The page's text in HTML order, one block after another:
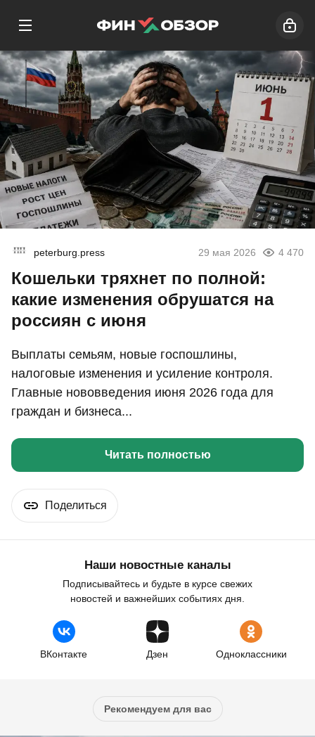
peterburg.press 29 мая 2026 4 470
Кошельки тряхнет по полной:
какие изменения обрушатся на
россиян с июня
Выплаты семьям, новые госпошлины,
налоговые изменения и усиление контроля.
Главные нововведения июня 2026 года для
граждан и бизнеса...
Читать полностью
Поделиться
Наши новостные каналы
Подписывайтесь и будьте в курсе свежих
новостей и важнейших событиях дня.
ВКонтакте Дзен Одноклассники
Рекомендуем для вас